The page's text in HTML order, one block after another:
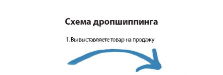
виглядають, а й дають відчуття легкості
усього дня. Саме тому льонові...
ВІДКРИТІ
до одного питання:
зараз тренд не про “або-
Читати далі →